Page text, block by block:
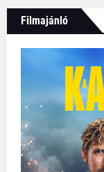
Filmajánló